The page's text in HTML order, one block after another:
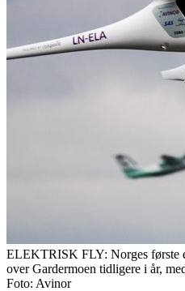
ELEKTRISK FLY: Norges første
over Gardermoen tidligere i år,
Foto: Avinor